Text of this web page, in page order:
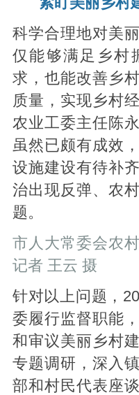
科学合理地对美
仅能够满足乡村
求，也能改善乡
质量，实现乡村
农业工委主任陈
虽然已颇有成效
设施建设有待补
治出现反弹、农
题。
市人大常委会农
记者 王云 摄
针对以上问题，
委履行监督职能
和审议美丽乡村
专题调研，深入
部和村民代表座